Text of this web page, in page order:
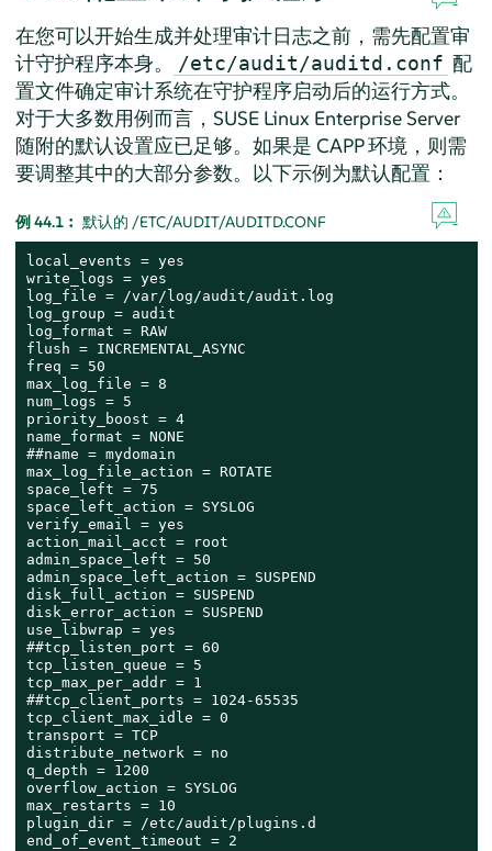
在您可以开始生成并处理审计日志之前，需先配置审
计守护程序本身。
/etc/audit/auditd.conf 配
置文件确定审计系统在守护程序启动后的运行方式。
对于大多数用例而言， SUSE Linux Enterprise Server
随附的默认设置应已足够。如果是 CAPP 环境，则需
要调整其中的大部分参数。以下示例为默认配置：
例 44.1︰ 默认的 /ETC/AUDIT/AUDITD.CONF
local_events = yes
write_logs = yes
log_file = /var/log/audit/audit.log
log_group = audit
log_format = RAW
flush = INCREMENTAL_ASYNC
freq = 50
max_log_file = 8
num_logs = 5
priority_boost = 4
name_format = NONE
##name = mydomain
max_log_file_action = ROTATE
space_left = 75
space_left_action = SYSLOG
verify_email = yes
action_mail_acct = root
admin_space_left = 50
admin_space_left_action = SUSPEND
disk_full_action = SUSPEND
disk_error_action = SUSPEND
use_libwrap = yes
##tcp_listen_port = 60
tcp_listen_queue = 5
tcp_max_per_addr = 1
##tcp_client_ports = 1024-65535
tcp_client_max_idle = 0
transport = TCP
distribute_network = no
q_depth = 1200
overflow_action = SYSLOG
max_restarts = 10
plugin_dir = /etc/audit/plugins.d
end_of_event_timeout = 2